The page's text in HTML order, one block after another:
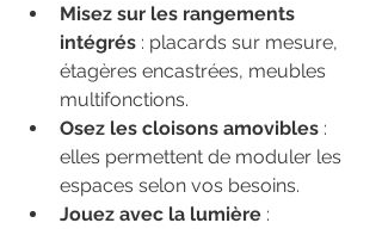
Misez sur les rangements
intégrés : placards sur mesure,
étagères encastrées, meubles
multifonctions.
Osez les cloisons amovibles :
elles permettent de moduler les
espaces selon vos besoins.
Jouez avec la lumière :